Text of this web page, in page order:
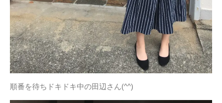
順番を待ちドキドキ中の田辺さん(^^)